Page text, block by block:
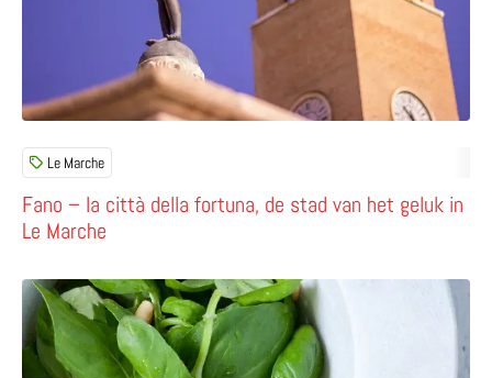
Fano – la città della fortuna, de stad van het geluk in
Le Marche
Le Marche
Lees meer over Pesto alla genovese – het enige echte